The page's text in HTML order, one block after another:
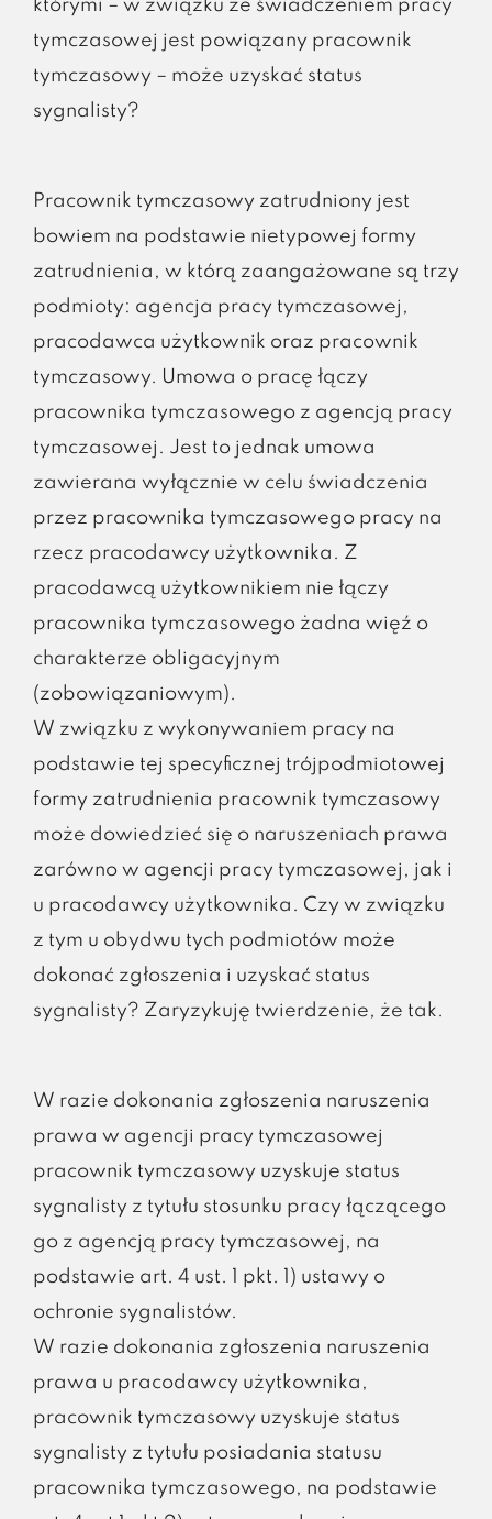
którymi – w związku ze świadczeniem pracy
tymczasowej jest powiązany pracownik
tymczasowy – może uzyskać status
sygnalisty?
Pracownik tymczasowy zatrudniony jest
bowiem na podstawie nietypowej formy
zatrudnienia, w którą zaangażowane są trzy
podmioty: agencja pracy tymczasowej,
pracodawca użytkownik oraz pracownik
tymczasowy. Umowa o pracę łączy
pracownika tymczasowego z agencją pracy
tymczasowej. Jest to jednak umowa
zawierana wyłącznie w celu świadczenia
przez pracownika tymczasowego pracy na
rzecz pracodawcy użytkownika. Z
pracodawcą użytkownikiem nie łączy
pracownika tymczasowego żadna więź o
charakterze obligacyjnym
(zobowiązaniowym).
W związku z wykonywaniem pracy na
podstawie tej specyficznej trójpodmiotowej
formy zatrudnienia pracownik tymczasowy
może dowiedzieć się o naruszeniach prawa
zarówno w agencji pracy tymczasowej, jak i
u pracodawcy użytkownika. Czy w związku
z tym u obydwu tych podmiotów może
dokonać zgłoszenia i uzyskać status
sygnalisty? Zaryzykuję twierdzenie, że tak.
W razie dokonania zgłoszenia naruszenia
prawa w agencji pracy tymczasowej
pracownik tymczasowy uzyskuje status
sygnalisty z tytułu stosunku pracy łączącego
go z agencją pracy tymczasowej, na
podstawie art. 4 ust. 1 pkt. 1) ustawy o
ochronie sygnalistów.
W razie dokonania zgłoszenia naruszenia
prawa u pracodawcy użytkownika,
pracownik tymczasowy uzyskuje status
sygnalisty z tytułu posiadania statusu
pracownika tymczasowego, na podstawie